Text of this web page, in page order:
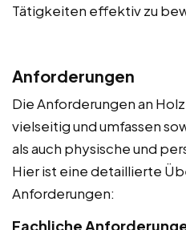
Tätigkeiten effektiv zu
Anforderungen
Die Anforderungen an
vielseitig und umfassen
als auch physische und
Hier ist eine detaillierte
Anforderungen:
Fachliche